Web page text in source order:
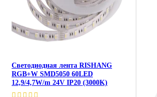
Светодиодная лента RISHANG
RGB+W SMD5050 60LED
12,9/4,7W/m 24V IP20 (3000K)